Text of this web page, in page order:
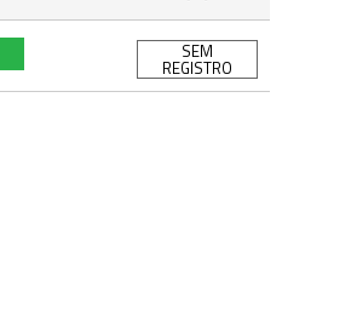
SEM
REGISTRO